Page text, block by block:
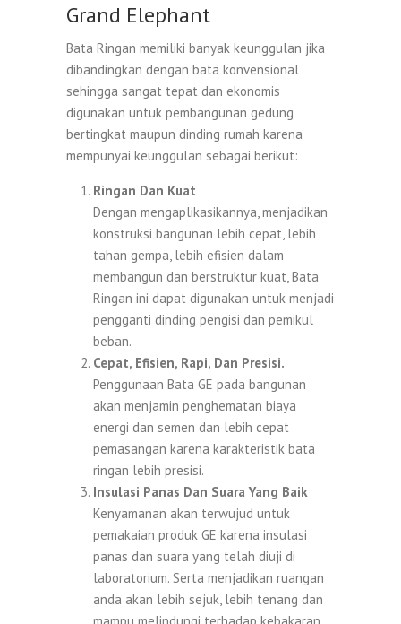
Grand Elephant
Bata Ringan memiliki banyak keunggulan jika
dibandingkan dengan bata konvensional
sehingga sangat tepat dan ekonomis
digunakan untuk pembangunan gedung
bertingkat maupun dinding rumah karena
mempunyai keunggulan sebagai berikut:
Ringan Dan Kuat
Dengan mengaplikasikannya, menjadikan
konstruksi bangunan lebih cepat, lebih
tahan gempa, lebih efisien dalam
membangun dan berstruktur kuat, Bata
Ringan ini dapat digunakan untuk menjadi
pengganti dinding pengisi dan pemikul
beban.
Cepat, Efisien, Rapi, Dan Presisi.
Penggunaan Bata GE pada bangunan
akan menjamin penghematan biaya
energi dan semen dan lebih cepat
pemasangan karena karakteristik bata
ringan lebih presisi.
Insulasi Panas Dan Suara Yang Baik
Kenyamanan akan terwujud untuk
pemakaian produk GE karena insulasi
panas dan suara yang telah diuji di
laboratorium. Serta menjadikan ruangan
anda akan lebih sejuk, lebih tenang dan